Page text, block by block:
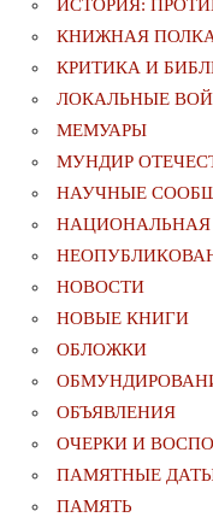
ИСТОРИЯ:
КНИЖНАЯ
КРИТИКА И
ЛОКАЛЬНЫЕ
МЕМУАРЫ
МУНДИР
НАУЧНЫЕ
НАЦИОНАЛЬНАЯ
НОВОСТИ
НОВЫЕ КНИГИ
ОБЛОЖКИ
ОБЪЯВЛЕНИЯ
ОЧЕРКИ И
ПАМЯТНЫЕ
ПАМЯТЬ